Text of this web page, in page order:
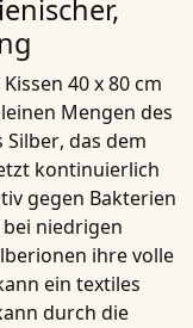
40 x 80 cm
Mengen des
Silber, das dem
kontinuierlich
gegen Bakterien
niedrigen
ihre volle
ein textiles
durch die